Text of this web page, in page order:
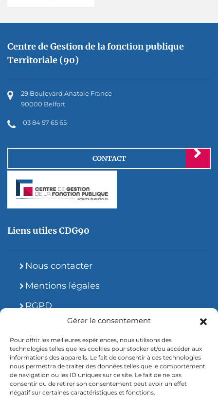
Gérer le consentement
Pour offrir les meilleures expériences, nous utilisons des
technologies telles que les cookies pour stocker et/ou accéder aux
informations des appareils. Le fait de consentir à ces technologies
nous permettra de traiter des données telles que le comportement
de navigation ou les ID uniques sur ce site. Le fait de ne pas
consentir ou de retirer son consentement peut avoir un effet
négatif sur certaines caractéristiques et fonctions.
Centre de Gestion de la fonction publique
Territoriale (90)
29 Boulevard Anatole France
90000 Belfort
03 84 57 65 65
CONTACT
Liens utiles CDG90
Nous contacter
Mentions légales
RGPD
Site accessible
2026 © CDG90.fr